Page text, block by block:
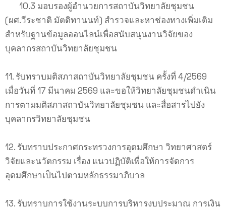
10.3 มอบรองผู้อำนวยการสถาบันวิทยาลัยชุมชน
(ผศ.วีระชาติ มัตติทานนท์) สำรวจและหาช่องทางเพิ่มเติม
สำหรับฐานข้อมูลออนไลน์เพื่อสนับสนุนงานวิจัยของ
บุคลากรสถาบันวิทยาลัยชุมชน
11. รับทราบมติสภาสถาบันวิทยาลัยชุมชน ครั้งที่ 4/2569
เมื่อวันที่ 17 มีนาคม 2569 และขอให้วิทยาลัยชุมชนดำเนิน
การตามมติสภาสถาบันวิทยาลัยชุมชน และสื่อสารไปยัง
บุคลากรวิทยาลัยชุมชน
12. รับทราบประกาศกระทรวงการอุดมศึกษา วิทยาศาสตร์
วิจัยและนวัตกรรม เรื่อง แนวปฏิบัติเพื่อให้การจัดการ
อุดมศึกษาเป็นไปตามหลักธรรมาภิบาล
13. รับทราบการใช้งานระบบการบริหารงบประมาณ การเงิน